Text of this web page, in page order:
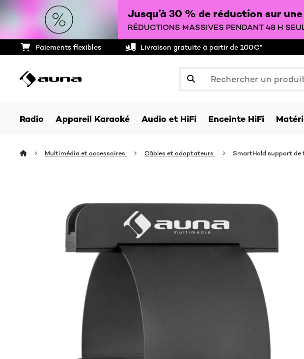
Jusqu’à 30 % de réduction sur
RÉDUCTIONS MASSIVES PENDANT 48 H
Paiements flexibles Livraison gratuite à partir de 100€*
Radio Appareil Karaoké Audio et HiFi Enceinte HiFi
Multimédia et accessoires Câbles et adaptateurs SmartHold support de